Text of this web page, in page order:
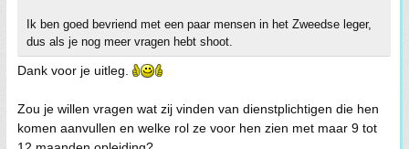
Ik ben goed bevriend met een paar mensen in het Zweedse leger,
dus als je nog meer vragen hebt shoot.
Dank voor je uitleg.
Zou je willen vragen wat zij vinden van dienstplichtigen die hen
komen aanvullen en welke rol ze voor hen zien met maar 9 tot